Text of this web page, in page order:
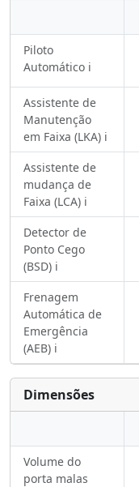
Piloto
Automático ℹ️
Assistente de
Manutenção
em Faixa (LKA) ℹ️
Assistente de
mudança de
Faixa (LCA) ℹ️
Detector de
Ponto Cego
(BSD) ℹ️
Frenagem
Automática de
Emergência
(AEB) ℹ️
Dimensões
Volume do
porta malas